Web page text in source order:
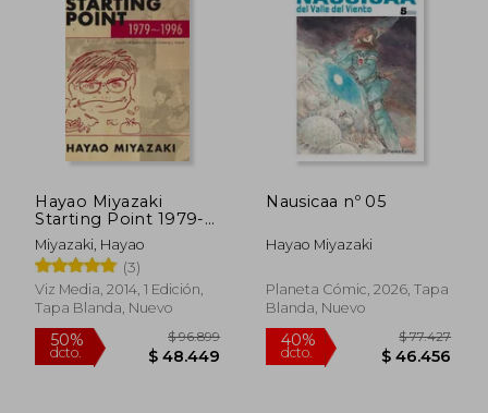
Hayao Miyazaki
Starting Point 1979-
1996 sc (en Inglés)
Miyazaki, Hayao
(3)
Viz Media, 2014, 1 Edición,
Tapa Blanda, Nuevo
Nausicaa nº 05
Hayao Miyazaki
Planeta Cómic, 2026, Tapa
Blanda, Nuevo